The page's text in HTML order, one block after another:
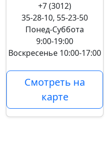
+7 (3012)
35-28-10, 55-23-50
Понед-Суббота
9:00-19:00
Воскресенье 10:00-17:00
Смотреть на
карте